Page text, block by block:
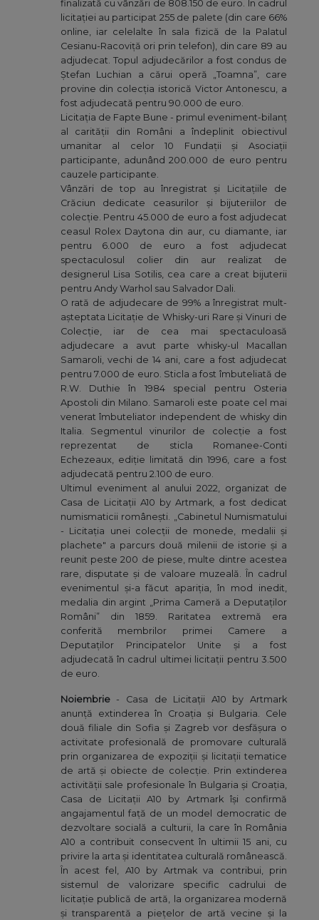
finalizată cu vânzări de 808.150 de euro. În cadrul
licitației au participat 255 de palete (din care 66%
online, iar celelalte în sala fizică de la Palatul
Cesianu-Racoviță ori prin telefon), din care 89 au
adjudecat. Topul adjudecărilor a fost condus de
Ștefan Luchian a cărui operă „Toamna”, care
provine din colecția istorică Victor Antonescu, a
fost adjudecată pentru 90.000 de euro.
Licitația de Fapte Bune - primul eveniment-bilanț
al carității din Români a îndeplinit obiectivul
umanitar al celor 10 Fundații și Asociații
participante, adunând 200.000 de euro pentru
cauzele participante.
Vânzări de top au înregistrat și Licitațiile de
Crăciun dedicate ceasurilor și bijuteriilor de
colecție. Pentru 45.000 de euro a fost adjudecat
ceasul Rolex Daytona din aur, cu diamante, iar
pentru 6.000 de euro a fost adjudecat
spectaculosul colier din aur realizat de
designerul Lisa Sotilis, cea care a creat bijuterii
pentru Andy Warhol sau Salvador Dali.
O rată de adjudecare de 99% a înregistrat mult-
așteptata Licitație de Whisky-uri Rare și Vinuri de
Colecție, iar de cea mai spectaculoasă
adjudecare a avut parte whisky-ul Macallan
Samaroli, vechi de 14 ani, care a fost adjudecat
pentru 7.000 de euro. Sticla a fost îmbuteliată de
R.W. Duthie în 1984 special pentru Osteria
Apostoli din Milano. Samaroli este poate cel mai
venerat îmbuteliator independent de whisky din
Italia. Segmentul vinurilor de colecție a fost
reprezentat de sticla Romanee-Conti
Echezeaux, ediție limitată din 1996, care a fost
adjudecată pentru 2.100 de euro.
Ultimul eveniment al anului 2022, organizat de
Casa de Licitații A10 by Artmark, a fost dedicat
numismaticii românești. „Cabinetul Numismatului
- Licitația unei colecții de monede, medalii și
plachete" a parcurs două milenii de istorie și a
reunit peste 200 de piese, multe dintre acestea
rare, disputate și de valoare muzeală. În cadrul
evenimentul și-a făcut apariția, în mod inedit,
medalia din argint „Prima Cameră a Deputaților
Români” din 1859. Raritatea extremă era
conferită membrilor primei Camere a
Deputaților Principatelor Unite și a fost
adjudecată în cadrul ultimei licitații pentru 3.500
de euro.
Noiembrie- Casa de Licitații A10 by Artmark
anunță extinderea în Croația și Bulgaria. Cele
două filiale din Sofia și Zagreb vor desfășura o
activitate profesională de promovare culturală
prin organizarea de expoziții și licitații tematice
de artă și obiecte de colecție. Prin extinderea
activității sale profesionale în Bulgaria și Croația,
Casa de Licitații A10 by Artmark își confirmă
angajamentul față de un model democratic de
dezvoltare socială a culturii, la care în România
A10 a contribuit consecvent în ultimii 15 ani, cu
privire la arta și identitatea culturală românească.
În acest fel, A10 by Artmak va contribui, prin
sistemul de valorizare specific cadrului de
licitație publică de artă, la organizarea modernă
și transparentă a piețelor de artă vecine și la